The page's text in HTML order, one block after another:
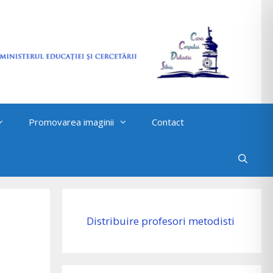
Promovarea imaginii Contact
Distribuire profesori metodisti